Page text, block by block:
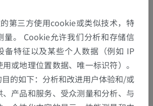
第三方使用cookie或类似技术，特
量。 Cookie允许我们分析和存储信
备特征以及某些个人数据（例如 IP
或地理位置数据、唯一标识符）。
的如下：分析和改进用户体验和/或
产品和服务、受众测量和分析、与